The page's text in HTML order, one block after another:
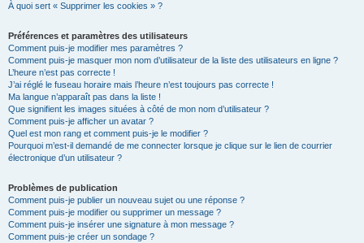
À quoi sert « Supprimer les cookies » ?
Préférences et paramètres des utilisateurs
Comment puis-je modifier mes paramètres ?
Comment puis-je masquer mon nom d’utilisateur de la liste des utilisateurs en ligne ?
L’heure n’est pas correcte !
J’ai réglé le fuseau horaire mais l’heure n’est toujours pas correcte !
Ma langue n’apparaît pas dans la liste !
Que signifient les images situées à côté de mon nom d’utilisateur ?
Comment puis-je afficher un avatar ?
Quel est mon rang et comment puis-je le modifier ?
Pourquoi m’est-il demandé de me connecter lorsque je clique sur le lien de courrier
électronique d’un utilisateur ?
Problèmes de publication
Comment puis-je publier un nouveau sujet ou une réponse ?
Comment puis-je modifier ou supprimer un message ?
Comment puis-je insérer une signature à mon message ?
Comment puis-je créer un sondage ?